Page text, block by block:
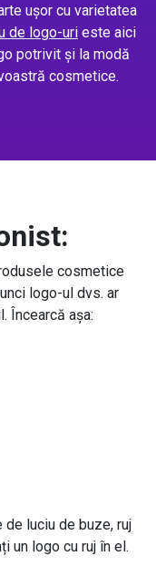
ușor cu varietatea
de logo-uri este aici
potrivit și la modă
cosmetice.
cosmetice
logo-ul dvs. ar
Încearcă așa:
luciu de buze, ruj
un logo cu ruj în el.